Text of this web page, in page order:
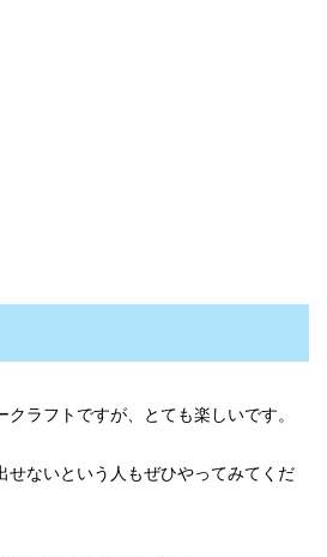
ラフトですが、とても楽しいです。
せないという人もぜひやってみてくだ